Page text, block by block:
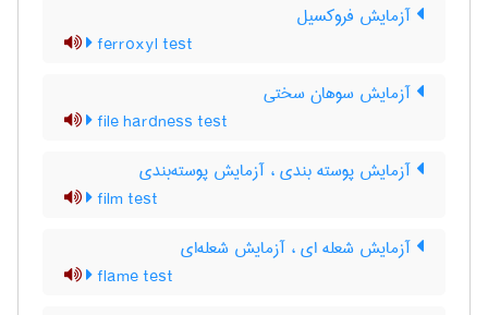
آزمایش فروکسیل
ferroxyl test
آزمایش سوهان سختی
file hardness test
آزمایش پوسته بندی ، آزمایش پوسته‌بندی
film test
آزمایش شعله ای ، آزمایش شعله‌ای
flame test